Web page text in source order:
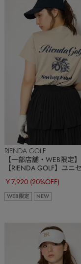
RIENDA GOLF
【一部店舗・WEB限定】
【RIENDA GOLF】ユニ
￥7,920 (20%OFF)
WEB限定 NEW